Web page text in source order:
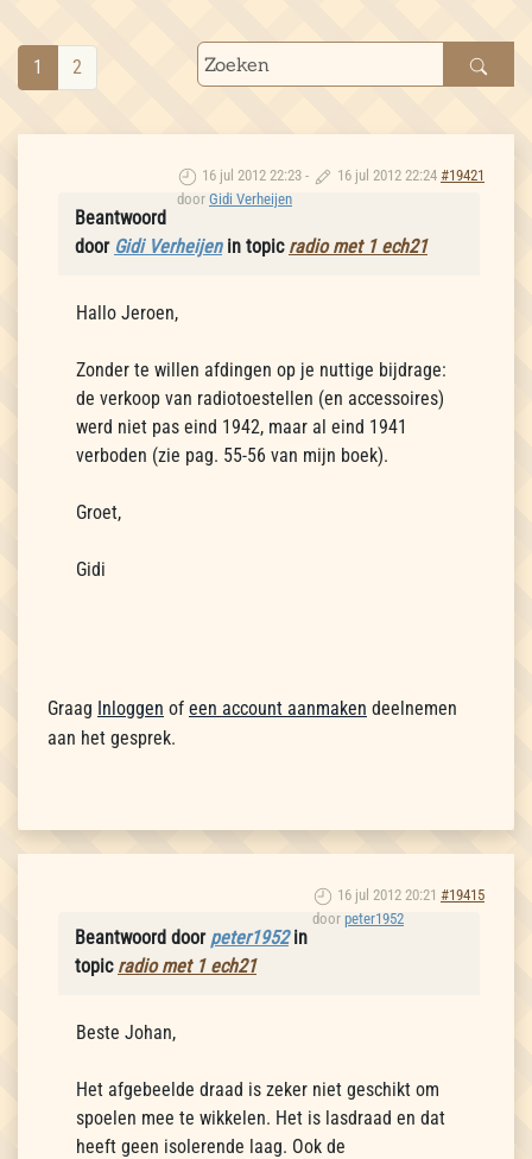
1 2
16 jul 2012 22:23 - 16 jul 2012 22:24 #19421
door Gidi Verheijen
Beantwoord
door Gidi Verheijenin topic radio met 1 ech21
Hallo Jeroen,
Zonder te willen afdingen op je nuttige bijdrage:
de verkoop van radiotoestellen (en accessoires)
werd niet pas eind 1942, maar al eind 1941
verboden (zie pag. 55-56 van mijn boek).
Groet,
Gidi
Graag Inloggen of een account aanmaken deelnemen
aan het gesprek.
16 jul 2012 20:21 #19415
door peter1952
Beantwoord door peter1952in
topic radio met 1 ech21
Beste Johan,
Het afgebeelde draad is zeker niet geschikt om
spoelen mee te wikkelen. Het is lasdraad en dat
heeft geen isolerende laag. Ook de